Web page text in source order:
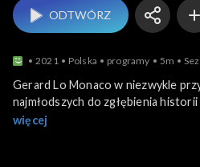
ODTWÓRZ
2021 Polska programy 5m
Gerard Lo Monaco w niezwykle
najmłodszych do zgłębienia
„Ooodjazd!”. Publikacja stworzona
więcej